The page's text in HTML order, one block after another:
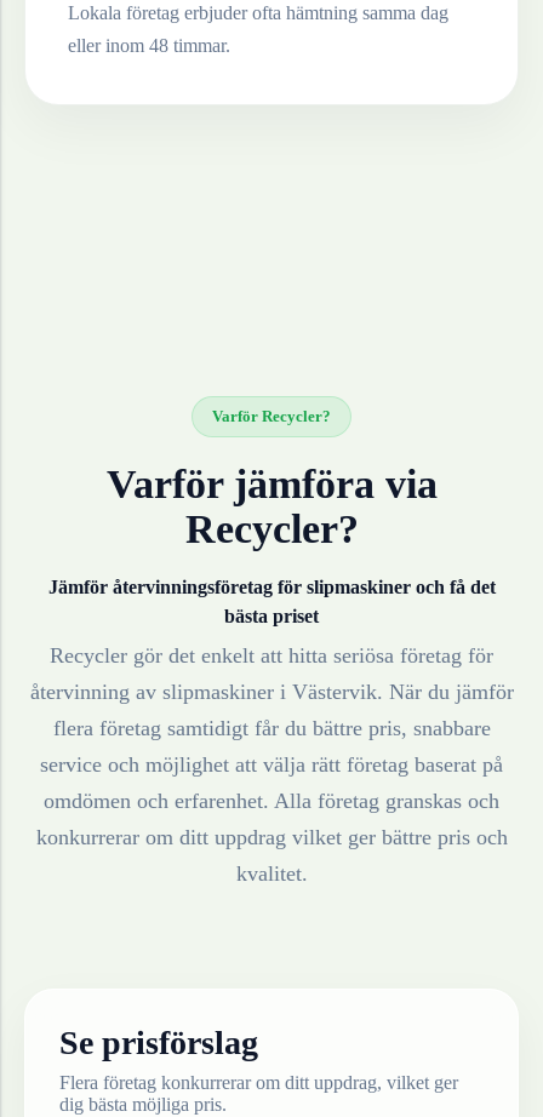
Lokala företag erbjuder ofta hämtning samma dag
eller inom 48 timmar.
Varför Recycler?
Varför jämföra via
Recycler?
Jämför återvinningsföretag för slipmaskineroch få det
bästa priset
Recycler gör det enkelt att hitta seriösa företag för
återvinning av slipmaskineri Västervik. När du jämför
flera företag samtidigt får du bättre pris, snabbare
service och möjlighet att välja rätt företag baserat på
omdömen och erfarenhet. Alla företag granskas och
konkurrerar om ditt uppdrag vilket ger bättre pris och
kvalitet.
Se prisförslag
Flera företag konkurrerar om ditt uppdrag, vilket ger
dig bästa möjliga pris.